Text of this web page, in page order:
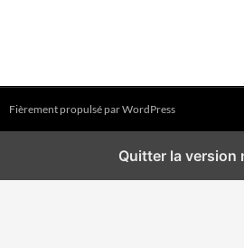
Fièrement propulsé par WordPress
Quitter la version